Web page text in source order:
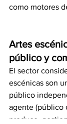
como motores
Artes
público y
El sector
escénicas son
público
agente (público
produce,